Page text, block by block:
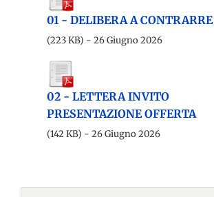
01 - DELIBERA A CONTRARRE
(223 KB) - 26 Giugno 2026
02 - LETTERA INVITO
PRESENTAZIONE OFFERTA
(142 KB) - 26 Giugno 2026